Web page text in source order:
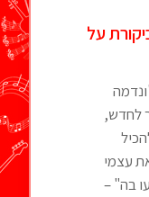
על
לחדש,
עצמי
בה" –